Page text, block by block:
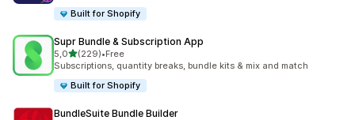
Built for Shopify
Supr Bundle & Subscription App
5,05 yıldız üzerinden
(229)
toplam 229 değerlendirme
•Free
Subscriptions, quantity breaks, bundle kits & mix and match
Built for Shopify
BundleSuite Bundle Builder